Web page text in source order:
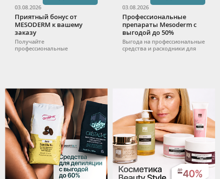
03.08.2026
Приятный бонус от
MESODERM к вашему
заказу
Получайте
профессиональные
03.08.2026
Профессиональные
препараты Mesoderm с
выгодой до 50%
Выгода на профессиональные
средства и расходники для